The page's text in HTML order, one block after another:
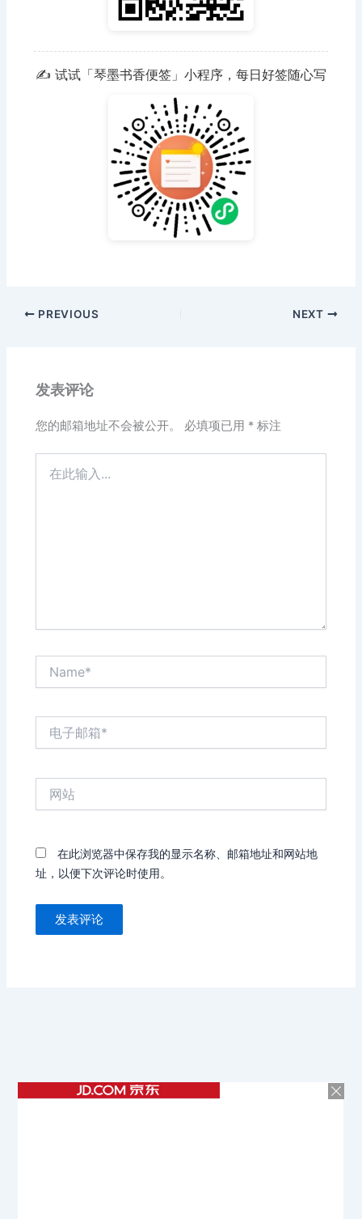
✍️ 试试「琴墨书香便签」小程序，每日好签随心写
PREVIOUS NEXT
发表评论
您的邮箱地址不会被公开。 必填项已用 * 标注
在此浏览器中保存我的显示名称、邮箱地址和网站地
址，以便下次评论时使用。